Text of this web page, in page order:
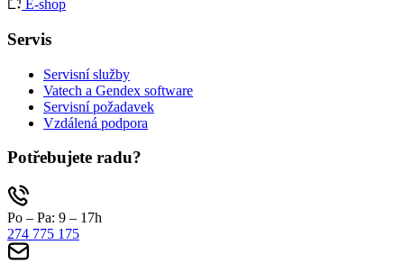
E-shop
Servis
Servisní služby
Vatech a Gendex software
Servisní požadavek
Vzdálená podpora
Potřebujete radu?
Po – Pa: 9 – 17h
274 775 175